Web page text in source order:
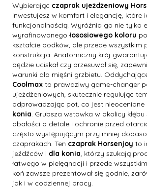
Wybierając czaprak ujeżdżeniowy
inwestujesz w komfort i elegancję, które
funkcjonalnością. Wyróżnia go nie tylko
wyrafinowanegołososiowego koloru
kształcie podków, ale przede wszystkim
konstrukcja. Anatomiczny krój
będzie uciskał czy przesuwał się,
warunki dla mięśni grzbietu.
Coolmax to prawdziwy game-changer
ujeżdżeniowych, skutecznie regulując
odprowadzając pot, co jest nieocenione
konia. Grubsza wstawka w okolicy
dbałości o detale i ochronie przed
często występującym przy mniej
czaprakach. Ten czaprak Horsenjoy to
jeźdźców i dla konia, którzy szukają
łatwego w pielęgnacji i przede
koń zawsze prezentował się godnie,
jak i w codziennej pracy.